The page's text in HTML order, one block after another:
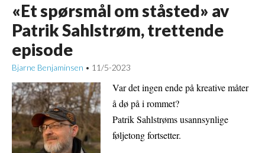
«Et spørsmål om ståsted» av
Patrik Sahlstrøm, trettende
episode
Bjarne Benjaminsen • 11/5-2023
Var det ingen ende på kreative måter
å dø på i rommet?
Patrik Sahlstrøms usannsynlige
føljetong fortsetter.